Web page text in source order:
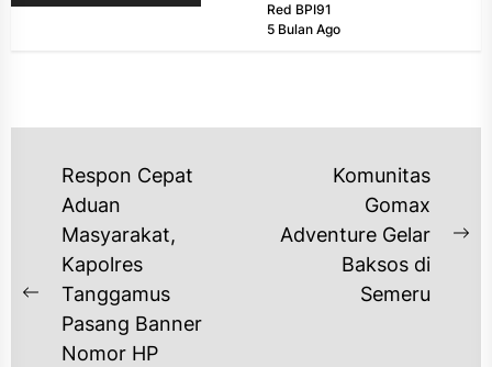
golongan I jenis...
Red BPI91
5 Bulan Ago
NAVIGASI
POS
Previous
post:
Respon Cepat
Aduan
Masyarakat,
Kapolres
Tanggamus
Pasang Banner
Nomor HP
Komunitas
Gomax
Adventure Gelar
Baksos di
Semeru